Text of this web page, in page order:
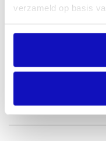
verzameld op basis
september
Waarom is niet